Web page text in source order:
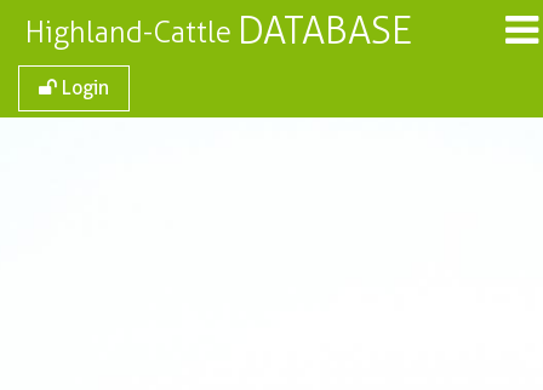
Highland-Cattle DATABASE
Login